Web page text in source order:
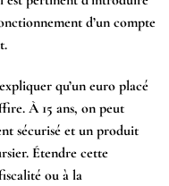
d’un compte
qu’un euro placé
À 15 ans, on peut
sécurisé et un produit
Étendre cette
ou à la